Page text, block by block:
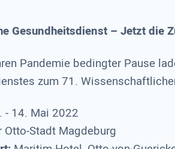
Gesundheitsdienst – Jetzt die
Pandemie bedingter Pause
zum 71.
- 14. Mai 2022
Otto-Stadt Magdeburg